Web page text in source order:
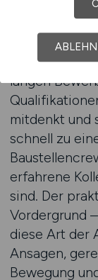
Viele
Einstieg so
langen
mitdenkt und
schnell zu
erfahrene
sind. Der
Vordergrund
diese Art der
Ansagen,
Bewegung